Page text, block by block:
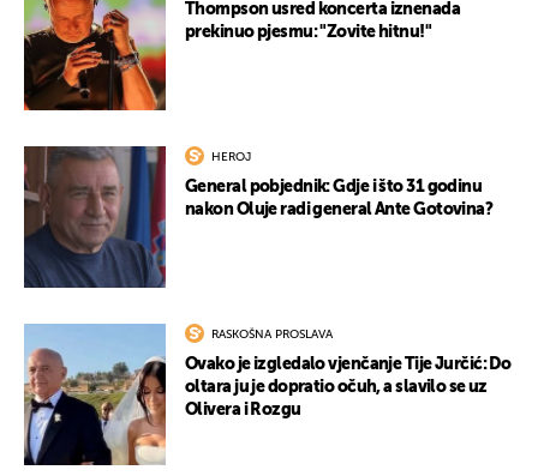
Thompson usred koncerta iznenada
prekinuo pjesmu: "Zovite hitnu!"
HEROJ
General pobjednik: Gdje i što 31 godinu
nakon Oluje radi general Ante Gotovina?
RASKOŠNA PROSLAVA
Ovako je izgledalo vjenčanje Tije Jurčić: Do
oltara ju je dopratio očuh, a slavilo se uz
Olivera i Rozgu